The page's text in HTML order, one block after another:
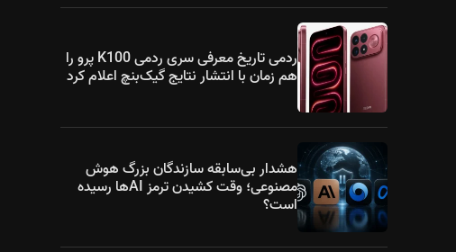
ردمی تاریخ معرفی سری ردمی K100 پرو را
هم زمان با انتشار نتایج گیک‌بنچ اعلام کرد
هشدار بی‌سابقه سازندگان بزرگ هوش
مصنوعی؛ وقت کشیدن ترمز AIها رسیده
است؟